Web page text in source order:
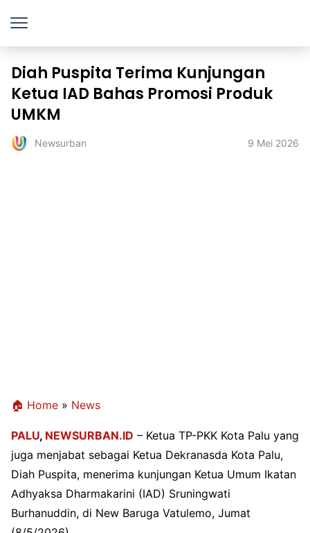
Diah Puspita Terima Kunjungan
Ketua IAD Bahas Promosi Produk
UMKM
Newsurban 9 Mei 2026
🏠 Home » News
PALU, NEWSURBAN.ID – Ketua TP-PKK Kota Palu yang
juga menjabat sebagai Ketua Dekranasda Kota Palu,
Diah Puspita, menerima kunjungan Ketua Umum Ikatan
Adhyaksa Dharmakarini (IAD) Sruningwati
Burhanuddin, di New Baruga Vatulemo, Jumat